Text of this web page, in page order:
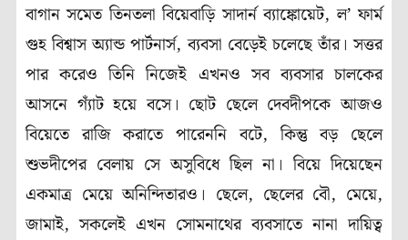
বাগান সমেত তিনতলা বিয়েবাড়ি সাদার্ন ব্যাঙ্কোয়েট, ল’ ফার্ম
গুহ বিশ্বাস অ্যান্ড পার্টনার্স, ব্যবসা বেড়েই চলেছে তাঁর। সত্তর
পার করেও তিনি নিজেই এখনও সব ব্যবসার চালকের
আসনে গ্যাঁট হয়ে বসে। ছোট ছেলে দেবদীপকে আজও
বিয়েতে রাজি করাতে পারেননি বটে, কিন্তু বড় ছেলে
শুভদীপের বেলায় সে অসুবিধে ছিল না। বিয়ে দিয়েছেন
একমাত্র মেয়ে অনিন্দিতারও। ছেলে, ছেলের বৌ, মেয়ে,
জামাই, সকলেই এখন সোমনাথের ব্যবসাতে নানা দায়িত্ব